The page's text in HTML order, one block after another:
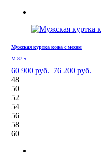
Мужская куртка кожа с мехом
М-87 ч
60 900 руб. 76 200 руб.
48
50
52
54
56
58
60